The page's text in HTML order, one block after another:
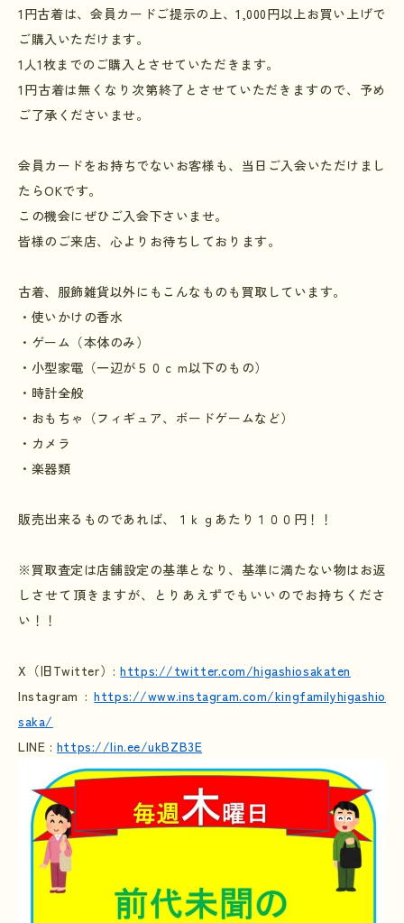
1 円古着は、会員カードご提示の上、1,000円以上お買い上げで
ご購入いただけます。
1 人1枚までのご購入とさせていただきます。
1 円古着は無くなり次第終了とさせていただきますので、予め
ご了承くださいませ。
会員カードをお持ちでないお客様も、当日ご入会いただけまし
たらOKです。
この機会にぜひご入会下さいませ。
皆様のご来店、心よりお待ちしております。
古着、服飾雑貨以外にもこんなものも買取しています。
・使いかけの香水
・ゲーム（本体のみ）
・小型家電（一辺が５０ｃｍ以下のもの）
・時計全般
・おもちゃ（フィギュア、ボードゲームなど）
・カメラ
・楽器類
販売出来るものであれば、１ｋｇあたり１００円！！
※買取査定は店舗設定の基準となり、基準に満たない物はお返
しさせて頂きますが、とりあえずでもいいのでお持ちくださ
い！！
X （旧Twitter） :https://twitter.com/higashiosakaten
Instagram :https://www.instagram.com/kingfamilyhigashio
saka/
LINE : https://lin.ee/ukBZB3E